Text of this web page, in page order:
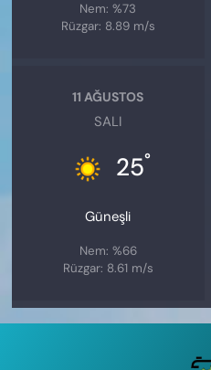
Nem: %73
Rüzgar: 8.89 m/s
11 AĞUSTOS
SALI
25°
Güneşli
Nem: %66
Rüzgar: 8.61 m/s